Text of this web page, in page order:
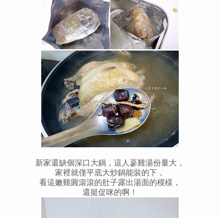
新家還缺個深口大鍋，這人蔘雞湯份量大，
家裡就僅平底大炒鍋能裝的下，
看這嫩雞圓滾滾的肚子露出湯面的模樣，
還挺促咪的啊！